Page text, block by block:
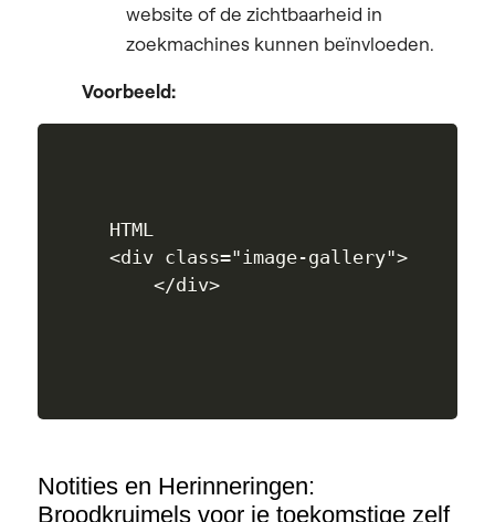
website of de zichtbaarheid in
zoekmachines kunnen beïnvloeden.
Voorbeeld:
HTML
<div class="image-gallery">
    </div>
Notities en Herinneringen:
Broodkruimels voor je toekomstige zelf